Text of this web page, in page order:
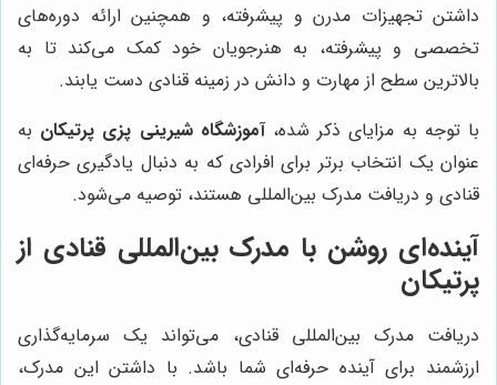
داشتن تجهیزات مدرن و پیشرفته، و همچنین ارائه دوره‌های
تخصصی و پیشرفته، به هنرجویان خود کمک می‌کند تا به
بالاترین سطح از مهارت و دانش در زمینه قنادی دست یابند.
با توجه به مزایای ذکر شده،آموزشگاه شیرینی پزی پرتیکان به
عنوان یک انتخاب برتر برای افرادی که به دنبال یادگیری حرفه‌ای
قنادی و دریافت مدرک بین‌المللی هستند، توصیه می‌شود.
آینده‌ای روشن با مدرک بین‌المللی قنادی از
پرتیکان
دریافت مدرک بین‌المللی قنادی، می‌تواند یک سرمایه‌گذاری
ارزشمند برای آینده حرفه‌ای شما باشد. با داشتن این مدرک،